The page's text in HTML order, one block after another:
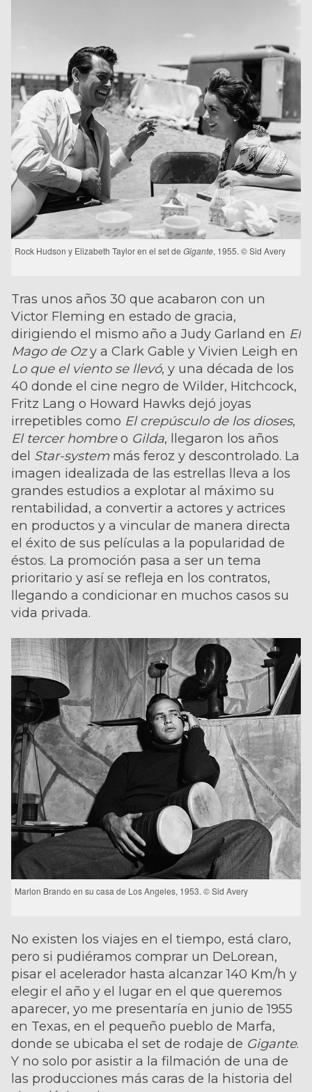
Rock Hudson y Elizabeth Taylor en el set de Gigante, 1955. © Sid Avery
Tras unos años 30 que acabaron con un
Victor Fleming en estado de gracia,
dirigiendo el mismo año a Judy Garland en El
Mago de Ozy a Clark Gable y Vivien Leigh en
Lo que el viento se llevó, y una década de los
40 donde el cine negro de Wilder, Hitchcock,
Fritz Lang o Howard Hawks dejó joyas
irrepetibles como El crepúsculo de los dioses,
El tercer hombreo Gilda, llegaron los años
del Star-system más feroz y descontrolado. La
imagen idealizada de las estrellas lleva a los
grandes estudios a explotar al máximo su
rentabilidad, a convertir a actores y actrices
en productos y a vincular de manera directa
el éxito de sus películas a la popularidad de
éstos. La promoción pasa a ser un tema
prioritario y así se refleja en los contratos,
llegando a condicionar en muchos casos su
vida privada.
Marlon Brando en su casa de Los Angeles, 1953. © Sid Avery
No existen los viajes en el tiempo, está claro,
pero si pudiéramos comprar un DeLorean,
pisar el acelerador hasta alcanzar 140 Km/h y
elegir el año y el lugar en el que queremos
aparecer, yo me presentaría en junio de 1955
en Texas, en el pequeño pueblo de Marfa,
donde se ubicaba el set de rodaje de Gigante.
Y no solo por asistir a la filmación de una de
las producciones más caras de la historia del